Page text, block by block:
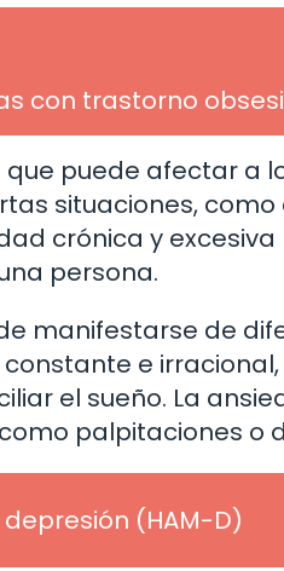
con trastorno
puede afectar a
situaciones,
crónica y
persona.
manifestarse de
e
el sueño. La
palpitaciones o
(HAM-D)